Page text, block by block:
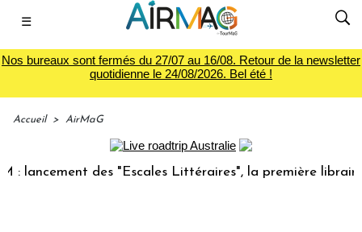
☰
Nos bureaux sont fermés du 27/07 au 16/08. Retour de la newsletter
quotidienne le 24/08/2026. Bel été !
Accueil > AirMaG
des "Escales Littéraires", la première librairie du